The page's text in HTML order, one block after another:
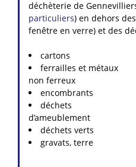
déchèterie de
particuliers) en dehors
fenêtre en verre) et des
cartons
ferrailles et métaux
non ferreux
encombrants
déchets
d’ameublement
déchets verts
gravats, terre